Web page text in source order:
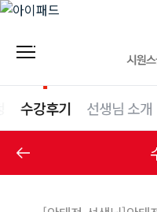
수강후기 선생님 소개